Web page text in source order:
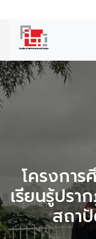
โครงกา
เรียนรู้ปร
สถา